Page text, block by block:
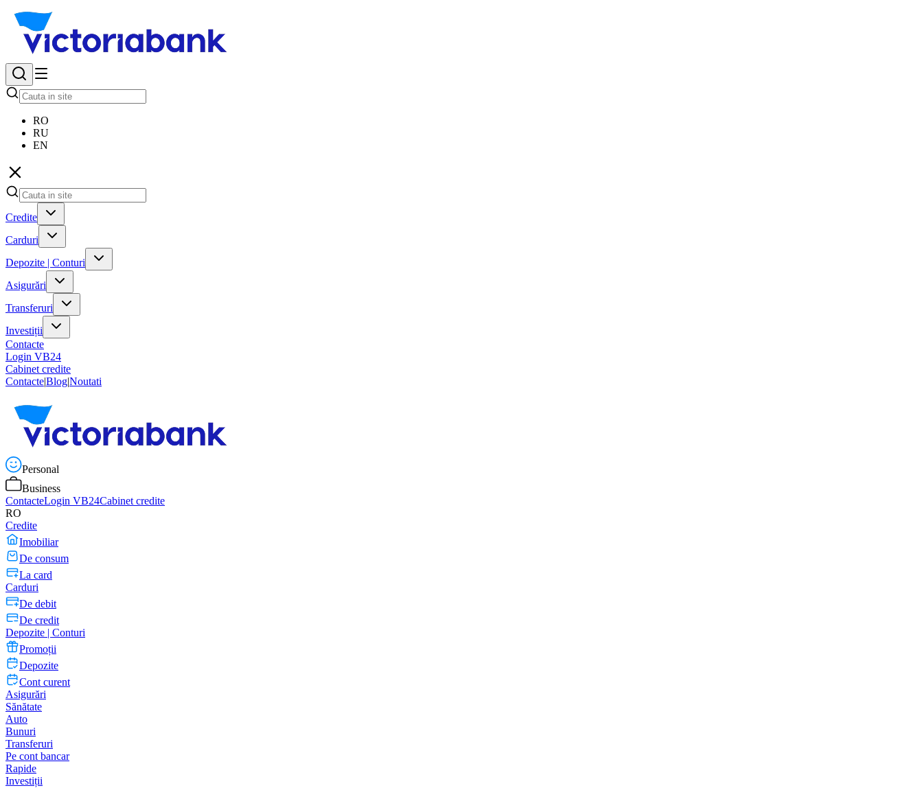
RO
RU
EN
Credite
Carduri
Depozite | Conturi
Asigurări
Transferuri
Investiții
Contacte
Login VB24
Cabinet credite
Contacte|Blog|Noutati
Personal
Business
ContacteLogin VB24Cabinet credite
RO
Credite
Imobiliar
De consum
La card
Carduri
De debit
De credit
Depozite | Conturi
Promoții
Depozite
Cont curent
Asigurări
Sănătate
Auto
Bunuri
Transferuri
Pe cont bancar
Rapide
Investiții